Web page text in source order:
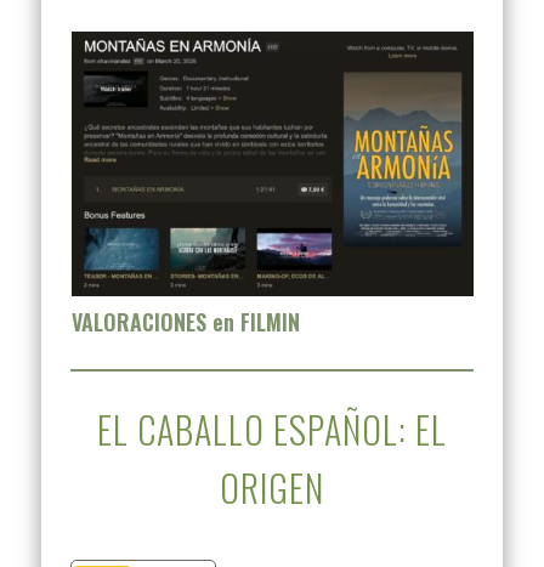
VALORACIONES en FILMIN
EL CABALLO ESPAÑOL: EL
ORIGEN